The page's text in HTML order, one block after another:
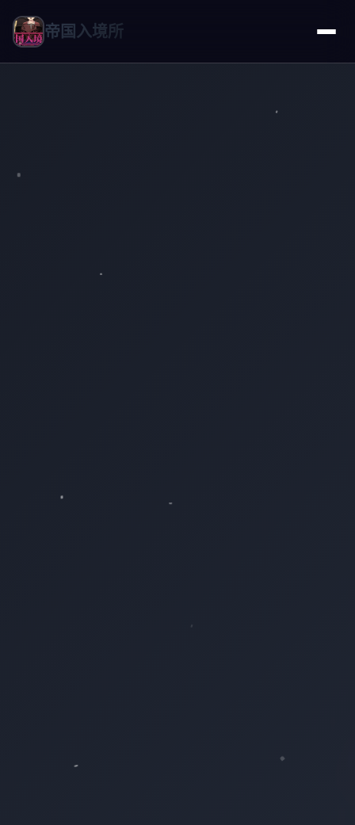
帝国入境所